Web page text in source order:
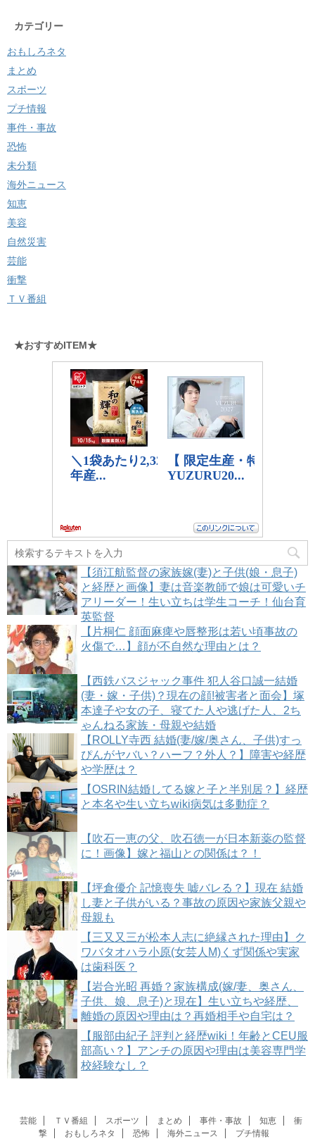
カテゴリー
おもしろネタ
まとめ
スポーツ
プチ情報
事件・事故
恐怖
未分類
海外ニュース
知恵
美容
自然災害
芸能
衝撃
ＴＶ番組
★おすすめITEM★
【須江航監督の家族嫁(妻)と子供(娘・息子)
と経歴と画像】妻は音楽教師で娘は可愛いチ
アリーダー！生い立ちは学生コーチ！仙台育
英監督
【片桐仁 顔面麻痺や唇整形は若い頃事故の
火傷で…】顔が不自然な理由とは？
【西鉄バスジャック事件 犯人谷口誠一結婚
(妻・嫁・子供)？現在の顔!被害者と面会】塚
本達子や女の子、寝てた人や逃げた人、2ち
ゃんねる家族・母親や結婚
【ROLLY寺西 結婚(妻/嫁/奥さん、子供)すっ
ぴんがヤバい？ハーフ？外人？】障害や経歴
や学歴は？
【OSRIN結婚してる嫁と子と半別居？】経歴
と本名や生い立ちwiki病気は多動症？
【吹石一恵の父、吹石徳一が日本新薬の監督
に！画像】嫁と福山との関係は？！
【坪倉優介 記憶喪失 嘘バレる？】現在 結婚
し妻と子供がいる？事故の原因や家族父親や
母親も
【三又又三が松本人志に絶縁された理由】ク
ワバタオハラ小原(女芸人M)くず関係や実家
は歯科医？
【岩合光昭 再婚？家族構成(嫁/妻、奥さん、
子供、娘、息子)と現在】生い立ちや経歴、
離婚の原因や理由は？再婚相手や自宅は？
【服部由紀子 評判と経歴wiki！年齢とCEU服
部高い？】アンチの原因や理由は美容専門学
校経験なし？
芸能 ＴＶ番組 スポーツ まとめ 事件・事故 知恵
衝
撃
おもしろネタ 恐怖 海外ニュース プチ情報